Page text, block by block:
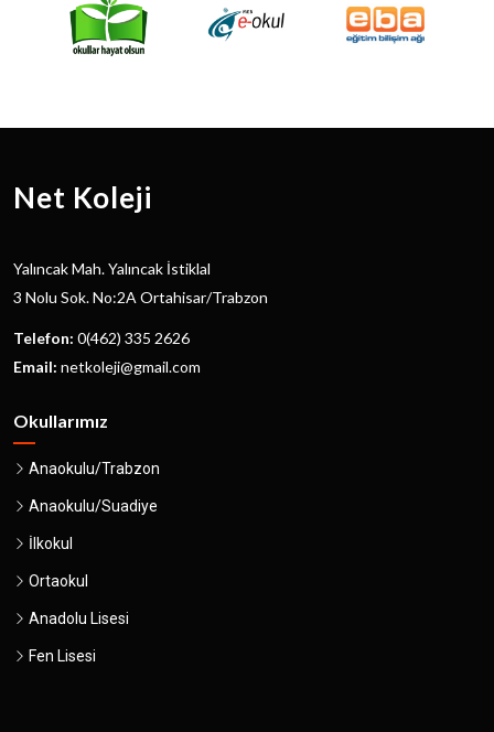
Net Koleji
Yalıncak Mah. Yalıncak İstiklal
3 Nolu Sok. No:2A Ortahisar/Trabzon
Telefon: 0(462) 335 2626
Email: netkoleji@gmail.com
Okullarımız
Anaokulu/Trabzon
Anaokulu/Suadiye
İlkokul
Ortaokul
Anadolu Lisesi
Fen Lisesi